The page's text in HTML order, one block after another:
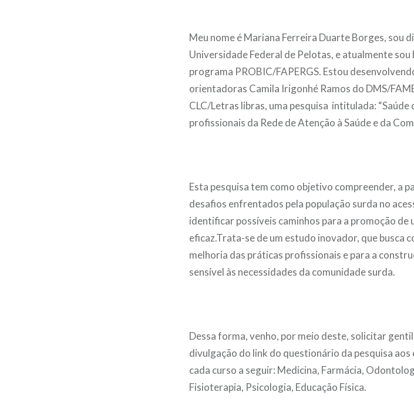
Meu nome é Mariana Ferreira Duarte Borges, sou
Universidade Federal de Pelotas, e atualmente
programa PROBIC/FAPERGS. Estou
orientadoras Camila Irigonhé Ramos do DMS/
CLC/Letras libras, uma pesquisa intitulada: “Saúde
profissionais da Rede de Atenção à Saúde e da
Esta pesquisa tem como objetivo compreender, a
desafios enfrentados pela população surda no
identificar possíveis caminhos para a promoção
eficaz.Trata-se de um estudo inovador, que busca
melhoria das práticas profissionais e para a
sensível às necessidades da comunidade surda.
Dessa forma, venho, por meio deste, solicitar
divulgação do link do questionário da pesquisa
cada curso a seguir: Medicina, Farmácia,
Fisioterapia, Psicologia, Educação Física.